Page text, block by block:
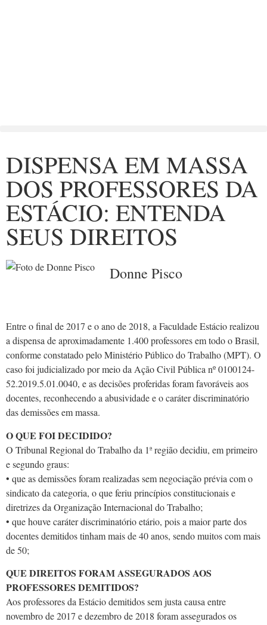
DISPENSA EM MASSA
DOS PROFESSORES DA
ESTÁCIO: ENTENDA
SEUS DIREITOS
Donne Pisco
Entre o final de 2017 e o ano de 2018, a Faculdade Estácio realizou
a dispensa de aproximadamente 1.400 professores em todo o Brasil,
conforme constatado pelo Ministério Público do Trabalho (MPT). O
caso foi judicializado por meio da Ação Civil Pública nº 0100124-
52.2019.5.01.0040, e as decisões proferidas foram favoráveis aos
docentes, reconhecendo a abusividade e o caráter discriminatório
das demissões em massa.
O QUE FOI DECIDIDO?
O Tribunal Regional do Trabalho da 1ª região decidiu, em primeiro
e segundo graus:
• que as demissões foram realizadas sem negociação prévia com o
sindicato da categoria, o que feriu princípios constitucionais e
diretrizes da Organização Internacional do Trabalho;
• que houve caráter discriminatório etário, pois a maior parte dos
docentes demitidos tinham mais de 40 anos, sendo muitos com mais
de 50;
QUE DIREITOS FORAM ASSEGURADOS AOS
PROFESSORES DEMITIDOS?
Aos professores da Estácio demitidos sem justa causa entre
novembro de 2017 e dezembro de 2018 foram assegurados os